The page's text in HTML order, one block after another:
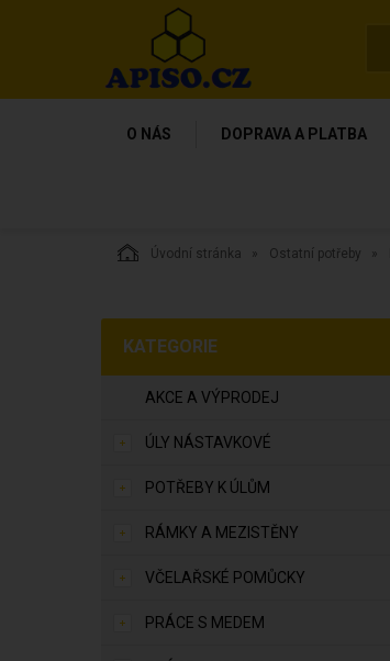
O NÁS DOPRAVA A PLATBA
Úvodní stránka Ostatní potřeby
KATEGORIE
AKCE A VÝPRODEJ
ÚLY NÁSTAVKOVÉ
POTŘEBY K ÚLŮM
RÁMKY A MEZISTĚNY
VČELAŘSKÉ POMŮCKY
PRÁCE S MEDEM